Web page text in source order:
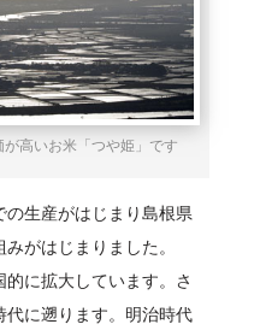
高いお米「つや姫」です
生産がはじまり島根県
がはじまりました。
的に拡大しています。さ
代に遡ります。明治時代